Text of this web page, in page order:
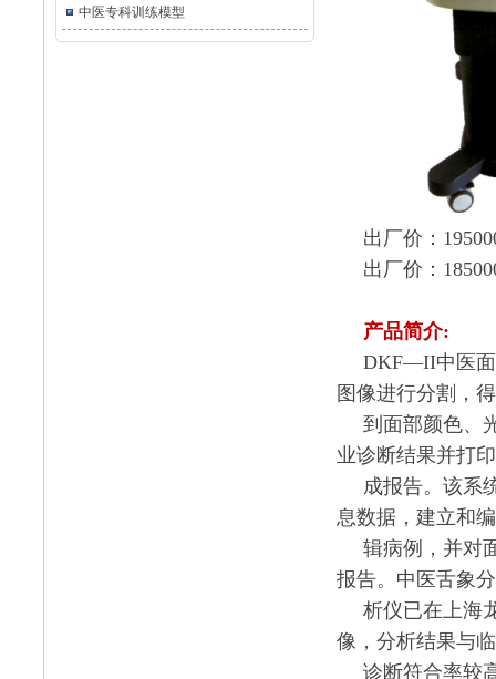
中医专科训练模型
出厂价：
出厂价：
产品简介:
DKF—II中医
图像进行分割，得
到面部颜色、
业诊断结果并打印
成报告。该系
息数据，建立和编
辑病例，并对
报告。中医舌象分
析仪已在上海
像，分析结果与
诊断符合率较